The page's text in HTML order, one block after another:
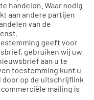
handelen. Waar nodig
aan andere partijen
van de
geeft voor
gebruiken wij uw
aan u te
toestemming kunt u
op de uitschrijflink
mailing is